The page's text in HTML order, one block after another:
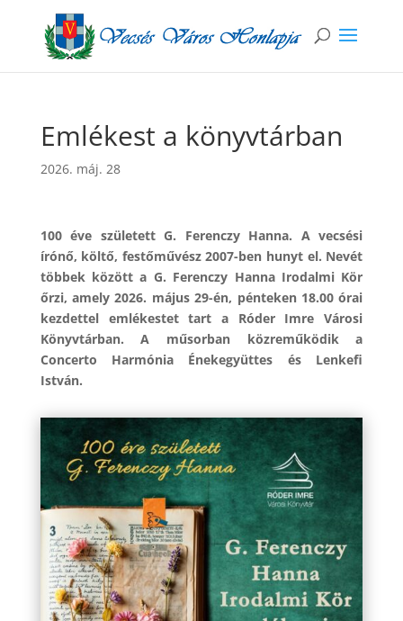
Emlékest a könyvtárban
2026. máj. 28
100 éve született G. Ferenczy Hanna. A vecsési
írónő, költő, festőművész 2007-ben hunyt el. Nevét
többek között a G. Ferenczy Hanna Irodalmi Kör
őrzi, amely 2026. május 29-én, pénteken 18.00 órai
kezdettel emlékestet tart a Róder Imre Városi
Könyvtárban. A műsorban közreműködik a
Concerto Harmónia Énekegyüttes és Lenkefi
István.